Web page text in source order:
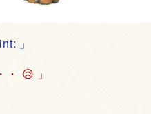
」
😥 」